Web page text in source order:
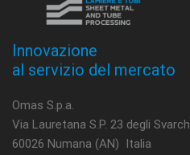
Innovazione
al servizio del mercato
Omas S.p.a.
Via Lauretana S.P. 23 degli Svarch
60026 Numana (AN) Italia